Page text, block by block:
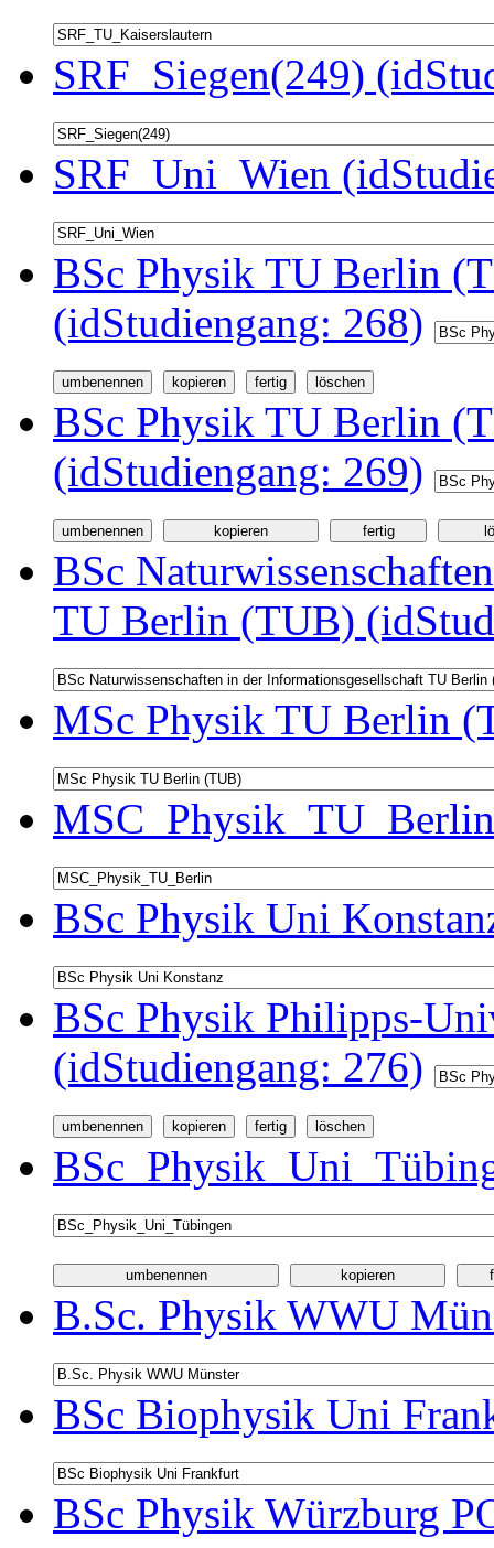
SRF_Siegen(249)
SRF_Uni_Wien
BSc Physik TU Berlin
(idStudiengang: 268)
BSc Physik TU Berlin
(idStudiengang: 269)
BSc
TU Berlin (TUB)
MSc Physik TU Berlin
BSc Physik Uni
BSc Physik Philipps-
(idStudiengang: 276)
B.Sc. Physik WWU
BSc Biophysik Uni
BSc Physik Würzburg